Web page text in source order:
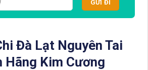
Đà Lạt Nguyên Tai
Hãng Kim Cương